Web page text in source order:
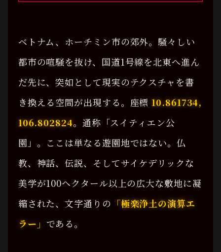
ベトナム、ホーチミン市の郊外。騒々しい
都市の喧騒を抜け、国道1号線を北東へ進ん
だ先に、突如として現実のテクスチャを書
き換える空間が出現する。座標10.861734,
106.802824。通称「スイティエン公
園」。ここは単なる遊園地ではない。仏
教、神話、伝説、そしてサイケデリックな
美学が100ヘクタール以上の広大な敷地に凝
縮された、文字通りの 「極楽浄土の演算エ
ラー」 である。